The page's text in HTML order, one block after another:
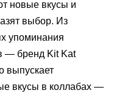
новые вкусы и
выбор. Из
упоминания
― бренд Kit Kat
выпускает
вкусы в коллабах —